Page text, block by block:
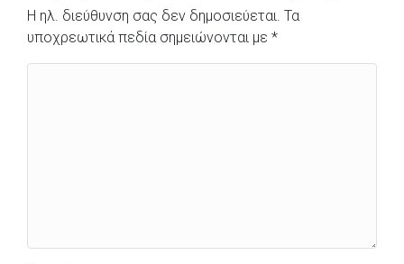
Η ηλ. διεύθυνση σας δεν δημοσιεύεται. Τα
υποχρεωτικά πεδία σημειώνονται με *